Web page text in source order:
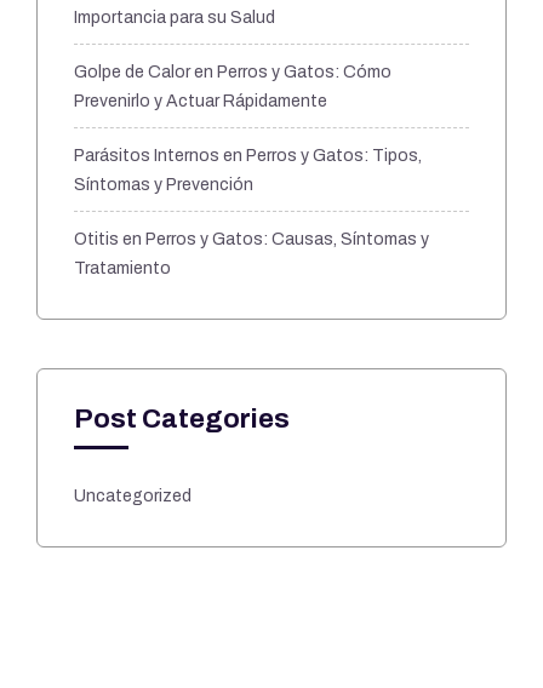
Importancia para su Salud
Golpe de Calor en Perros y Gatos: Cómo
Prevenirlo y Actuar Rápidamente
Parásitos Internos en Perros y Gatos: Tipos,
Síntomas y Prevención
Otitis en Perros y Gatos: Causas, Síntomas y
Tratamiento
Post Categories
Uncategorized